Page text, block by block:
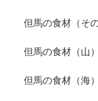
但馬の食材（その
但馬の食材（山）
但馬の食材（海）